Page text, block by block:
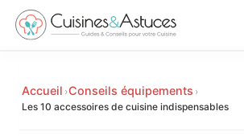
Accueil ›Conseils équipements ›
Les 10 accessoires de cuisine indispensables